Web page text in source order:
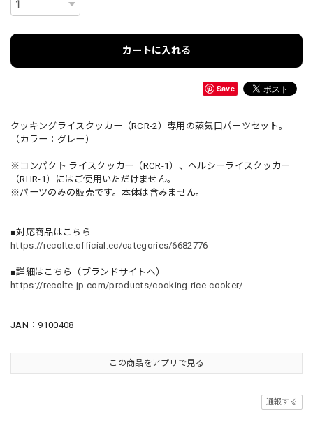
カートに入れる
Save
クッキングライスクッカー（RCR-2）専用の蒸気口パーツセット。
（カラー：グレー）
※コンパクト ライスクッカー（RCR-1）、ヘルシーライスクッカー
（RHR-1）にはご使用いただけません。
※パーツのみの販売です。本体は含みません。
■対応商品はこちら
https://recolte.official.ec/categories/6682776
■詳細はこちら（ブランドサイトへ）
https://recolte-jp.com/products/cooking-rice-cooker/
JAN：9100408
この商品をアプリで見る
通報する